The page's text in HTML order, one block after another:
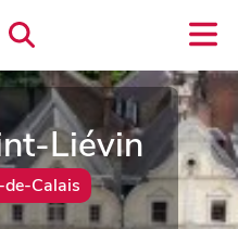
Liévin
Calais